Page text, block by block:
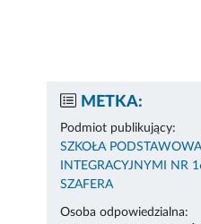
METKA:
Podmiot publikujący:
SZKOŁA
INTEGRACYJNYMI NR
SZAFERA
Osoba odpowiedzialna: